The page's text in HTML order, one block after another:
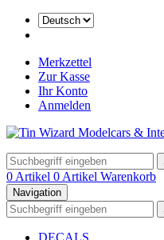
Merkzettel
Zur Kasse
Ihr Konto
Anmelden
0 Artikel 0 Artikel Warenkorb
Navigation
DECALS